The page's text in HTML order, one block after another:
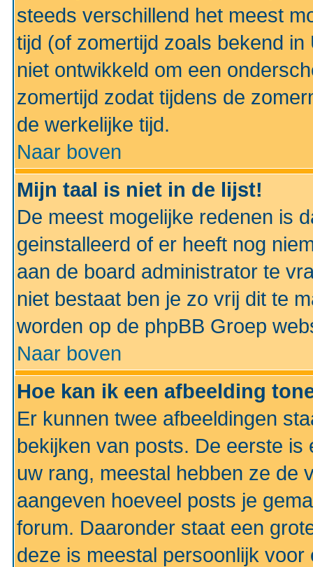
steeds verschillend het meest
tijd (of zomertijd zoals bekend
niet ontwikkeld om een
zomertijd zodat tijdens de
de werkelijke tijd.
Naar boven
Mijn taal is niet in de lijst!
De meest mogelijke redenen is
geinstalleerd of er heeft nog
aan de board administrator te
niet bestaat ben je zo vrij dit te
worden op de phpBB Groep
Naar boven
Hoe kan ik een afbeelding
Er kunnen twee afbeeldingen
bekijken van posts. De eerste
uw rang, meestal hebben ze de
aangeven hoeveel posts je
forum. Daaronder staat een
deze is meestal persoonlijk